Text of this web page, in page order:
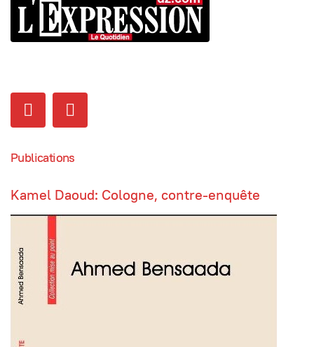
Publications
Kamel Daoud: Cologne, contre-enquête